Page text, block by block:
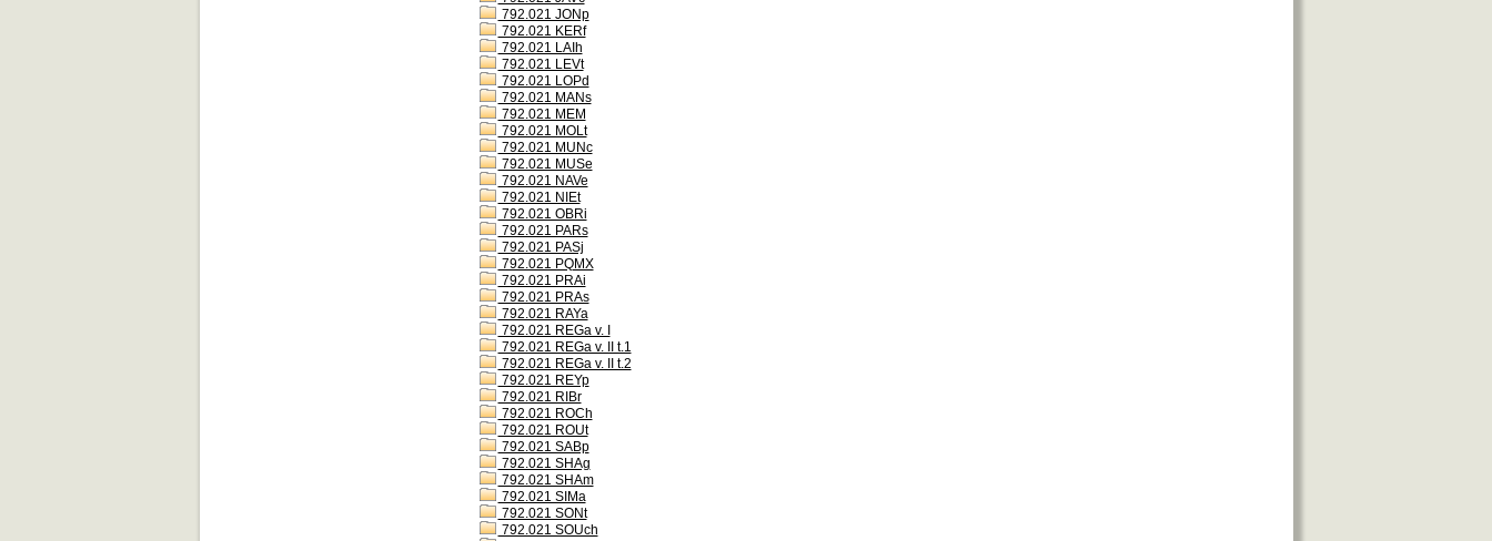
792.021 JONp
792.021 KERf
792.021 LAIh
792.021 LEVt
792.021 LOPd
792.021 MANs
792.021 MEM
792.021 MOLt
792.021 MUNc
792.021 MUSe
792.021 NAVe
792.021 NIEt
792.021 OBRi
792.021 PARs
792.021 PASj
792.021 PQMX
792.021 PRAi
792.021 PRAs
792.021 RAYa
792.021 REGa v. I
792.021 REGa v. II t.1
792.021 REGa v. II t.2
792.021 REYp
792.021 RIBr
792.021 ROCh
792.021 ROUt
792.021 SABp
792.021 SHAg
792.021 SHAm
792.021 SIMa
792.021 SONt
792.021 SOUch